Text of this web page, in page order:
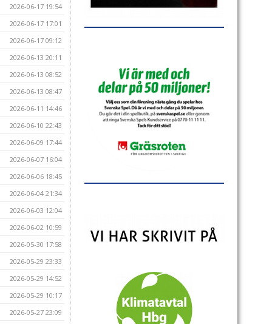
2026-06-17 19:54
2026-06-17 17:01
2026-06-17 09:12
2026-06-13 20:11
2026-06-13 08:52
2026-06-13 08:47
2026-06-11 14:46
2026-06-10 22:43
2026-06-09 17:44
2026-06-07 16:04
2026-06-06 18:45
2026-06-04 21:34
2026-06-03 12:04
2026-06-02 10:59
2026-05-30 17:58
2026-05-29 23:33
2026-05-29 14:52
2026-05-29 10:17
2026-05-27 23:09